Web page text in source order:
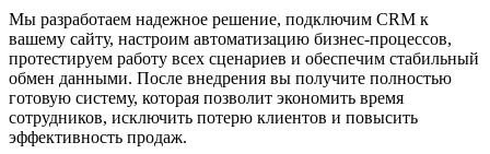
Мы разработаем надежное решение, подключим CRM к
вашему сайту, настроим автоматизацию бизнес-процессов,
протестируем работу всех сценариев и обеспечим стабильный
обмен данными. После внедрения вы получите полностью
готовую систему, которая позволит экономить время
сотрудников, исключить потерю клиентов и повысить
эффективность продаж.